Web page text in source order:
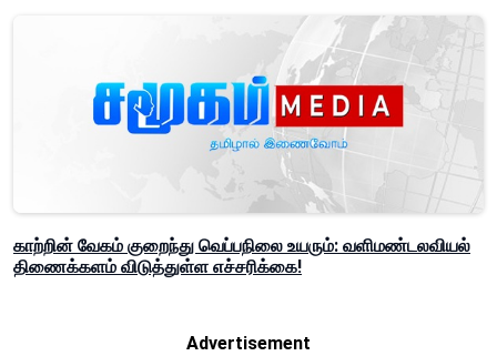
காற்றின் வேகம் குறைந்து வெப்பநிலை உயரும்: வளிமண்டலவியல்
திணைக்களம் விடுத்துள்ள எச்சரிக்கை!
Advertisement